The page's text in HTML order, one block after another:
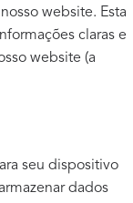
website. Esta
claras e
website (a
seu dispositivo
dados